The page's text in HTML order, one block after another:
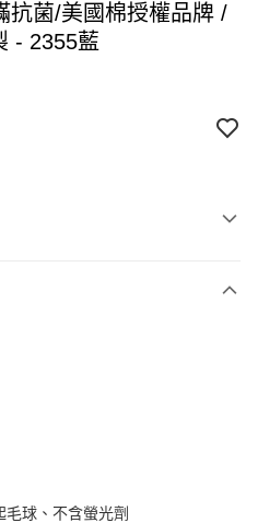
抗菌/美國棉授權品牌 /
- 2355藍
球、不含螢光劑